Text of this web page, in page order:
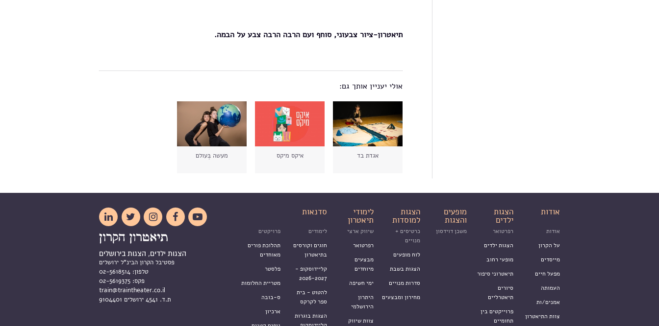
תיאטרון-ציור צבעוני, סוחף ועם הרבה הרבה צבע על הבמה.
אולי יעניין אותך גם:
אגדת בד איקס מיקס מעשה בְּעולם
אודות הצגות
ילדים
מופעים
והצגות
הצגות
למוסדות
לימודי
תיאטרון
סדנאות
אודות
על הקרון
מייסדים
מפעל חיים
העמותה
אמנים/ות
צוות התיאטרון
רפרטואר
הצגות ילדים
מופעי רחוב
תיאטרוני סיפור
סיורים
תיאטרליים
פרוייקטים בין
תחומיים
משכן דוידסון
כרטיסים +
מנויים
לוח מופעים
הצגות בשבת
סדרות מנויים
מחירון ומבצעים
שיווק ארצי
רפרטואר
מבצעים
מיוחדים
ימי חשיפה
היתרון
הירושלמי
צוות שיווק
לימודים
חוגים וקורסים
בתיאטרון
קליידוסקופ -
2026-2027
להטוט - בית
ספר לקרקס
הצגות בוגרות
פרויקטים
תהלוכת פורים
מאוחדים
פלסטר
מטריית החלומות
ס-בובה
ארכיון





הצגות ילדים, הצגות בירושלים
פסטיבל הקרון הבינ"ל ירושלים
טלפון:
פקס:
train@traintheater.co.il
ת.ד. 4541 ירושלים 9104401